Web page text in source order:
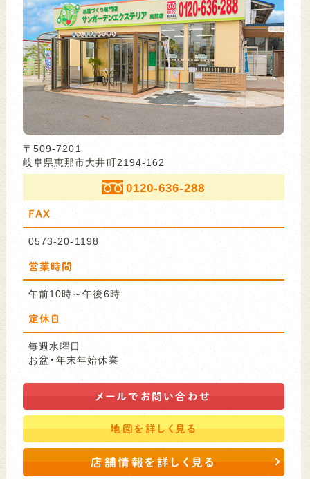
〒509-7201
岐阜県恵那市大井町2194-162
0120-636-288
FAX
0573-20-1198
営業時間
午前10時～午後6時
定休日
毎週水曜日
お盆・年末年始休業
メールで お問い合わせ
地図を詳しく見る
店舗情報を詳しく見る